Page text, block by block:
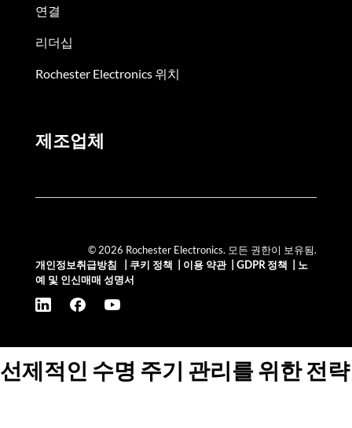
연결
리더십
Rochester Electronics 위치
제조업체
© 2026 Rochester Electronics. 모든 권한이 보유됨.
개인정보취급방침
쿠키 정책 이용 약관| GDPR 정책
노
예 및 인신매매 성명서
선제적인 수명 주기 관리를 위한 전략